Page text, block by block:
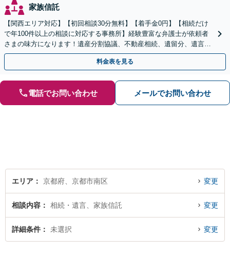
家族信託
【関西エリア対応】【初回相談30分無料】【着手金0円】【相続だけ
で年100件以上の相談に対応する事務所】経験豊富な弁護士が依頼者
さまの味方になります！遺産分割協議、不動産相続、遺留分、遺言書
の作成など【烏丸御池駅7分】
料金表を見る
電話でお問い合わせ メールでお問い合わせ
エリア 京都府、京都市南区 変更
相談内容 相続・遺言、家族信託 変更
詳細条件 未選択 変更